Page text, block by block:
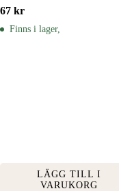
67 kr
Finns i lager,
LÄGG TILL I
VARUKORG